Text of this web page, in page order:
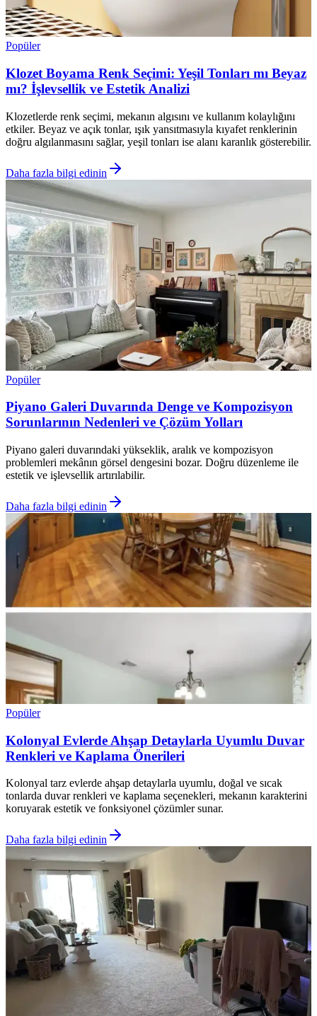
Popüler
Klozet Boyama Renk Seçimi: Yeşil Tonları mı Beyaz
mı? İşlevsellik ve Estetik Analizi
Klozetlerde renk seçimi, mekanın algısını ve kullanım kolaylığını
etkiler. Beyaz ve açık tonlar, ışık yansıtmasıyla kıyafet renklerinin
doğru algılanmasını sağlar, yeşil tonları ise alanı karanlık gösterebilir.
Daha fazla bilgi edinin
Popüler
Piyano Galeri Duvarında Denge ve Kompozisyon
Sorunlarının Nedenleri ve Çözüm Yolları
Piyano galeri duvarındaki yükseklik, aralık ve kompozisyon
problemleri mekânın görsel dengesini bozar. Doğru düzenleme ile
estetik ve işlevsellik artırılabilir.
Daha fazla bilgi edinin
Popüler
Kolonyal Evlerde Ahşap Detaylarla Uyumlu Duvar
Renkleri ve Kaplama Önerileri
Kolonyal tarz evlerde ahşap detaylarla uyumlu, doğal ve sıcak
tonlarda duvar renkleri ve kaplama seçenekleri, mekanın karakterini
koruyarak estetik ve fonksiyonel çözümler sunar.
Daha fazla bilgi edinin